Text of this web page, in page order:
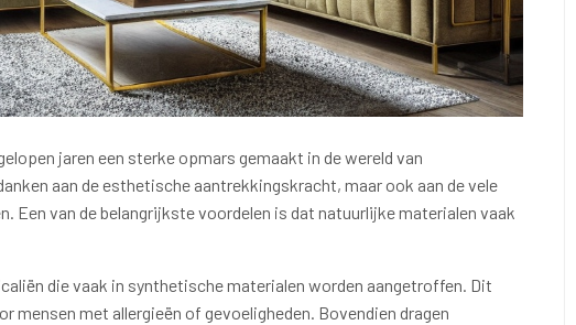
jaren een sterke opmars gemaakt in de wereld van
aan de esthetische aantrekkingskracht, maar ook aan de vele
Een van de belangrijkste voordelen is dat natuurlijke materialen vaak
die vaak in synthetische materialen worden aangetroffen. Dit
mensen met allergieën of gevoeligheden. Bovendien dragen